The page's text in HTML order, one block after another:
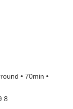
• 70min •
8